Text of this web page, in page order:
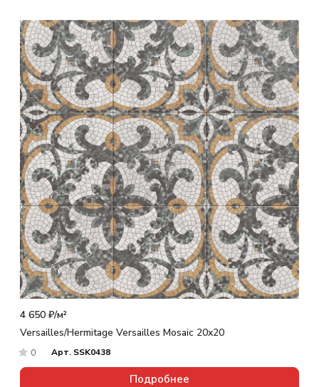
4 650 ₽/м²
Versailles/Hermitage Versailles Mosaic 20x20
0 Арт. SSK0438
Подробнее